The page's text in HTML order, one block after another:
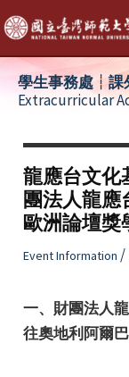
Skip
to
content
學生事務處┆課
Extracurricular
龍應台文化
團法人龍
歐洲論壇獎
Event Information /
一、財團法人
往奧地利阿爾